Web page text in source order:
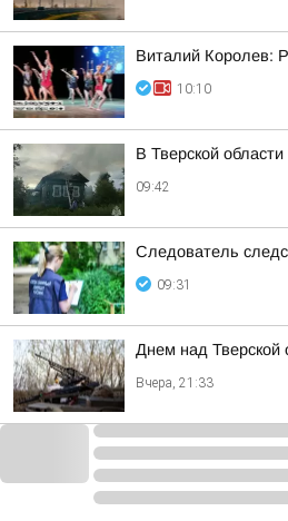
Виталий Королев:
10:10
В Тверской
09:42
Следователь
09:31
Днем над Тверской
Вчера, 21:33